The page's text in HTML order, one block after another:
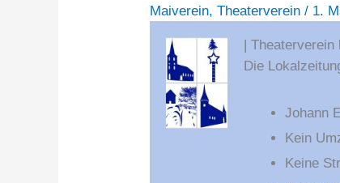
Maiverein,Theaterverein / 1.
| Theaterverein
Die
Johann
Kein
Keine